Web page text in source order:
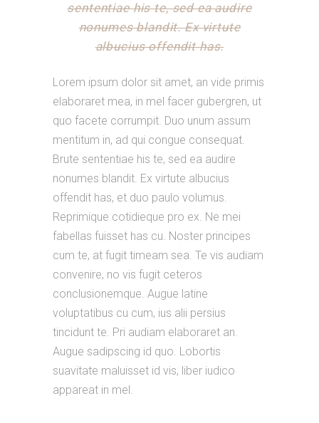
sententiae his te, sed ea audire
nonumes blandit. Ex virtute
albucius offendit has.
Lorem ipsum dolor sit amet, an vide primis
elaboraret mea, in mel facer gubergren, ut
quo facete corrumpit. Duo unum assum
mentitum in, ad qui congue consequat.
Brute sententiae his te, sed ea audire
nonumes blandit. Ex virtute albucius
offendit has, et duo paulo volumus.
Reprimique cotidieque pro ex. Ne mei
fabellas fuisset has cu. Noster principes
cum te, at fugit timeam sea. Te vis audiam
convenire, no vis fugit ceteros
conclusionemque. Augue latine
voluptatibus cu cum, ius alii persius
tincidunt te. Pri audiam elaboraret an.
Augue sadipscing id quo. Lobortis
suavitate maluisset id vis, liber iudico
appareat in mel.